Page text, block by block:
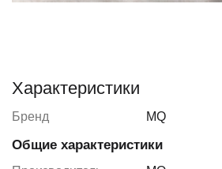
Характеристики
Бренд MQ
Общие характеристики